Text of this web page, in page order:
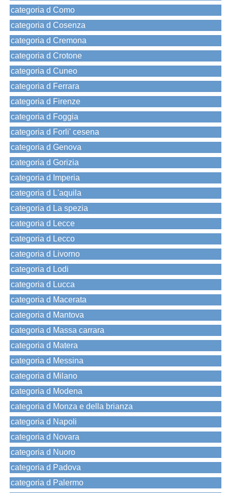
categoria d Como
categoria d Cosenza
categoria d Cremona
categoria d Crotone
categoria d Cuneo
categoria d Ferrara
categoria d Firenze
categoria d Foggia
categoria d Forli' cesena
categoria d Genova
categoria d Gorizia
categoria d Imperia
categoria d L'aquila
categoria d La spezia
categoria d Lecce
categoria d Lecco
categoria d Livorno
categoria d Lodi
categoria d Lucca
categoria d Macerata
categoria d Mantova
categoria d Massa carrara
categoria d Matera
categoria d Messina
categoria d Milano
categoria d Modena
categoria d Monza e della brianza
categoria d Napoli
categoria d Novara
categoria d Nuoro
categoria d Padova
categoria d Palermo